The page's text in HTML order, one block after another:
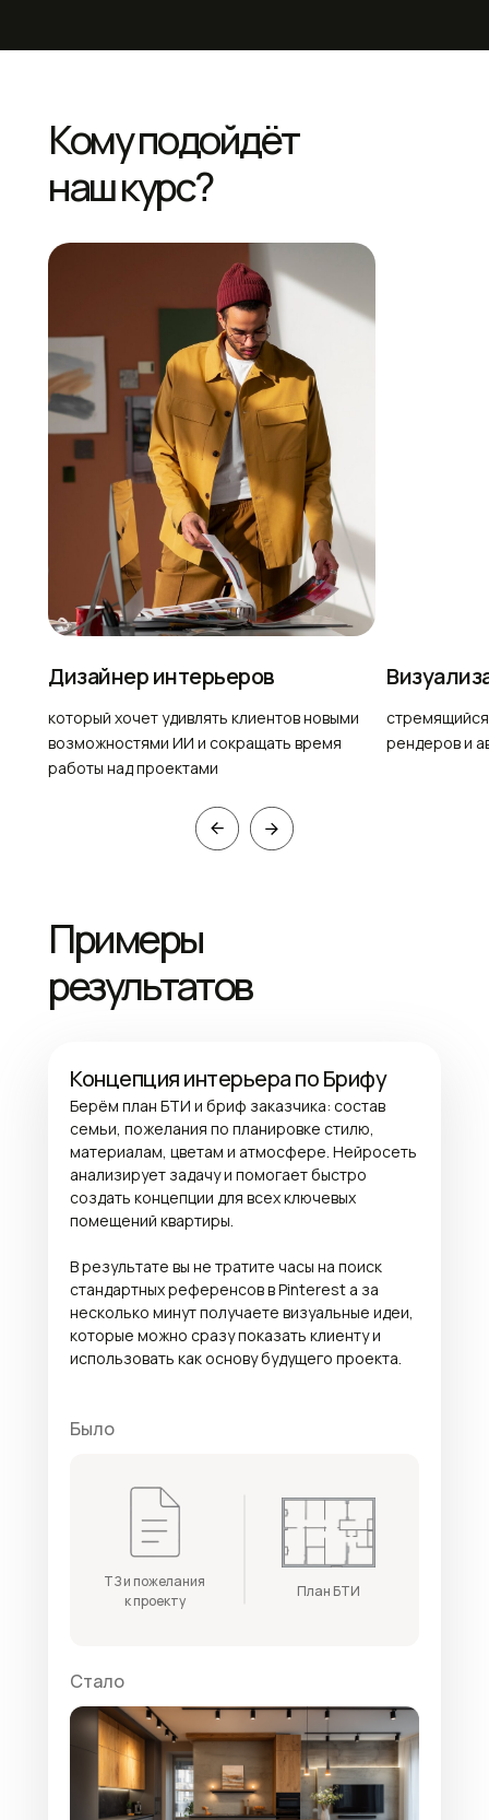
Кому подойдёт
наш курс?
Дизайнер интерьеров
который хочет удивлять клиентов новыми
возможностями ИИ и сокращать время
работы над проектами
рендеров и
Примеры
результатов
Концепция интерьера по Брифу
Берём план БТИ и бриф заказчика: состав
семьи, пожелания по планировке стилю,
материалам, цветам и атмосфере. Нейросеть
анализирует задачу и помогает быстро
создать концепции для всех ключевых
помещений квартиры.
В результате вы не тратите часы на поиск
стандартных референсов в Pinterest а за
несколько минут получаете визуальные идеи,
которые можно сразу показать клиенту и
использовать как основу будущего проекта.
Стало
Было
План БТИ
ТЗ и пожелания
к проекту